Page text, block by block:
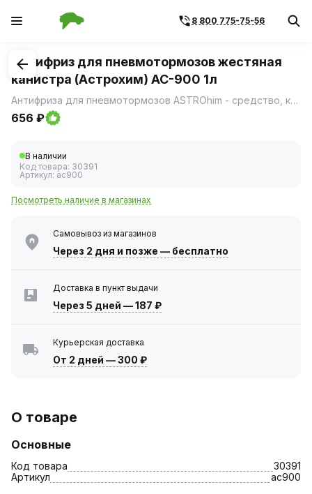
8 800 775-75-56
1/1
Антифриз для пневмотормозов жестяная
канистра (Астрохим) AC-900 1л
Антифриза для пневмотормозов ASTROhim - средство, которое препятствует образованию кристаллов льда в тормозных шлангах и ресиверах пневматической тормозной системы грузовых автомобилей, автобусов, строительной сельскохозяйственной и прочей техники, даже в экстремально холодных погодных условиях.
656 ₽
В наличии
Код товара: 30391
Артикул: ac900
Посмотреть наличие в магазинах
Самовывоз из магазинов
Через 2 дня и позже — бесплатно
Доставка в пункт выдачи
Через 5 дней —187 ₽
Курьерская доставка
От 2 дней —300 ₽
О товаре
Основные
Код товара
30391
Артикул
ac900